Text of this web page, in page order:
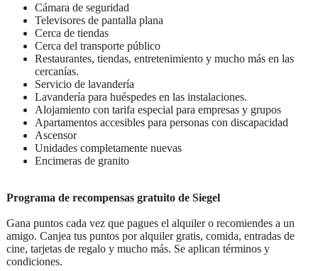
Cámara de seguridad
Televisores de pantalla plana
Cerca de tiendas
Cerca del transporte público
Restaurantes, tiendas, entretenimiento y mucho más en las
cercanías.
Servicio de lavandería
Lavandería para huéspedes en las instalaciones.
Alojamiento con tarifa especial para empresas y grupos
Apartamentos accesibles para personas con discapacidad
Ascensor
Unidades completamente nuevas
Encimeras de granito
Programa de recompensas gratuito de Siegel
Gana puntos cada vez que pagues el alquiler o recomiendes a un
amigo. Canjea tus puntos por alquiler gratis, comida, entradas de
cine, tarjetas de regalo y mucho más. Se aplican términos y
condiciones.